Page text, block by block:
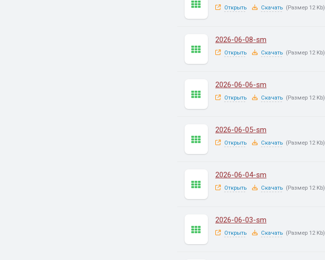
Открыть Скачать (Размер 12 Kb)
2026-06-08-sm
Открыть Скачать (Размер 12 Kb)
2026-06-06-sm
Открыть Скачать (Размер 12 Kb)
2026-06-05-sm
Открыть Скачать (Размер 12 Kb)
2026-06-04-sm
Открыть Скачать (Размер 12 Kb)
2026-06-03-sm
Открыть Скачать (Размер 12 Kb)